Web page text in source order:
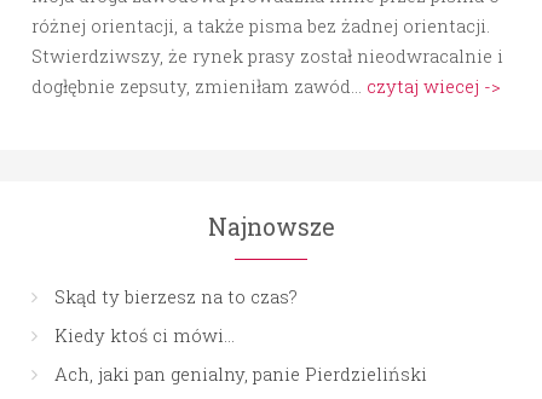
różnej orientacji, a także pisma bez żadnej orientacji.
Stwierdziwszy, że rynek prasy został nieodwracalnie i
dogłębnie zepsuty, zmieniłam zawód… czytaj wiecej ->
Najnowsze
Skąd ty bierzesz na to czas?
Kiedy ktoś ci mówi…
Ach, jaki pan genialny, panie Pierdzieliński